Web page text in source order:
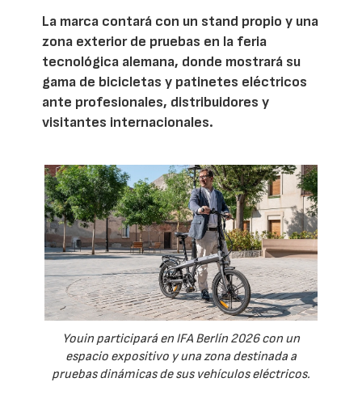
La marca contará con un stand propio y una
zona exterior de pruebas en la feria
tecnológica alemana, donde mostrará su
gama de bicicletas y patinetes eléctricos
ante profesionales, distribuidores y
visitantes internacionales.
Youin participará en IFA Berlín 2026 con un
espacio expositivo y una zona destinada a
pruebas dinámicas de sus vehículos eléctricos.